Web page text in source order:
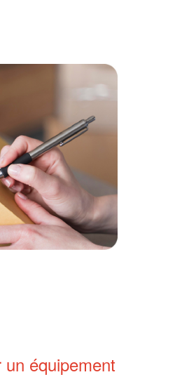
équipement